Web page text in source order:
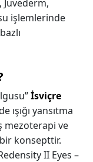
Juvederm,
işlemlerinde
İsviçre
ışığı yansıtma
mezoterapi ve
konsepttir.
II Eyes –